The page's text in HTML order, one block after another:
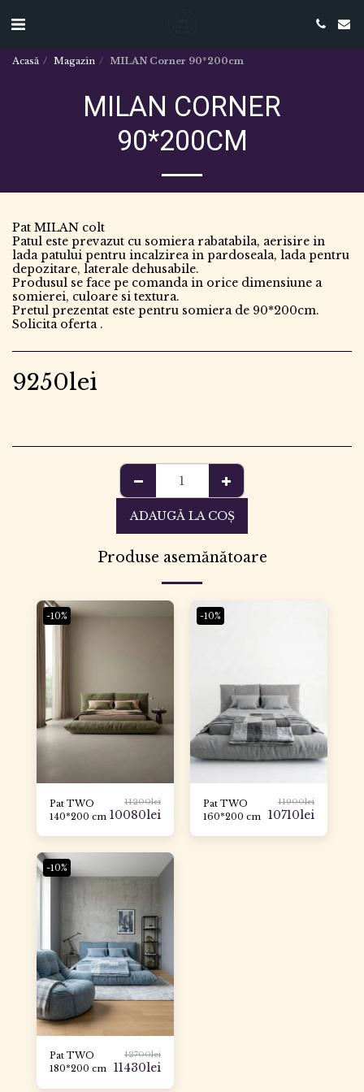
Acasă Magazin MILAN Corner 90*200cm
MILAN CORNER
90*200CM
Pat MILAN colt
Patul este prevazut cu somiera rabatabila, aerisire in
lada patului pentru incalzirea in pardoseala, lada pentru
depozitare, laterale dehusabile.
Produsul se face pe comanda in orice dimensiune a
somierei, culoare si textura.
Pretul prezentat este pentru somiera de 90*200cm.
Solicita oferta .
9250lei
ADAUGĂ LA COŞ
Produse asemănătoare
-10%
Pat TWO
140*200 cm
11200lei
10080lei
-10%
Pat TWO
160*200 cm
11900lei
10710lei
-10%
Pat TWO
180*200 cm
12700lei
11430lei